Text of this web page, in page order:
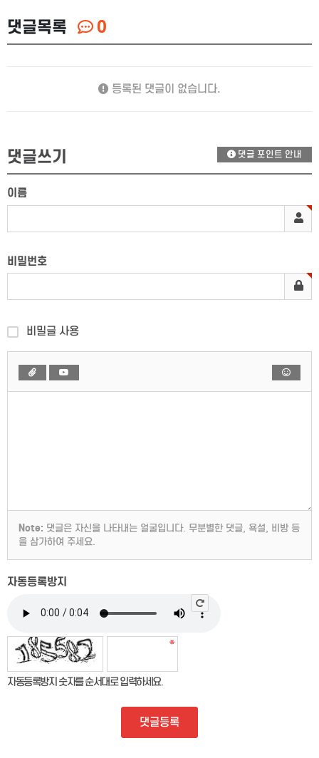
댓글목록 0
등록된 댓글이 없습니다.
댓글쓰기 댓글 포인트 안내
이름
비밀번호
비밀글 사용
Note: 댓글은 자신을 나타내는 얼굴입니다. 무분별한 댓글, 욕설, 비방 등
을 삼가하여 주세요.
자동등록방지
자동등록방지 숫자를 순서대로 입력하세요.
댓글등록